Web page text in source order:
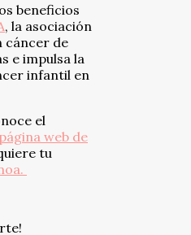
beneficios
, la asociación
cáncer de
e impulsa la
infantil en
el
página web de
tu